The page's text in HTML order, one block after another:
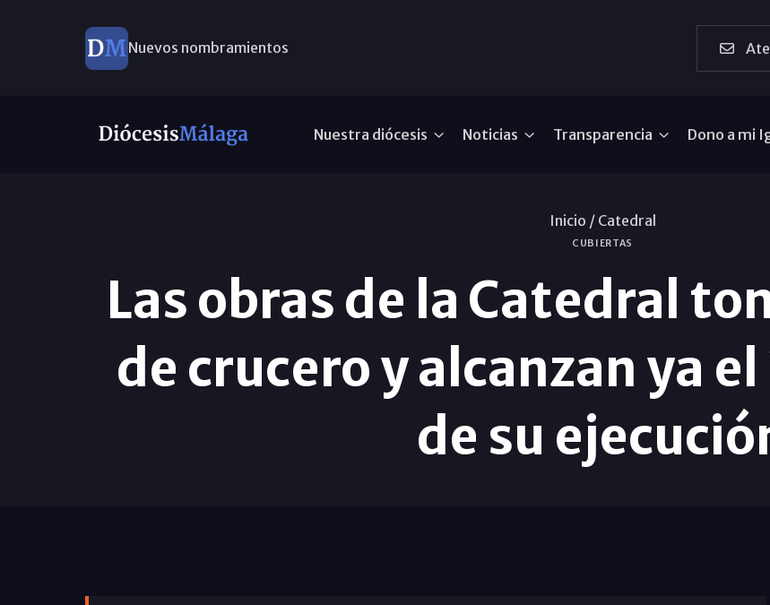
Nuevos nombramientos
Nuestra diócesis Noticias Transparencia Dono a mi
Inicio / Catedral
CUBIERTAS
Las obras de la Catedral
de crucero y alcanzan ya
de su